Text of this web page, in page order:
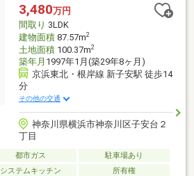
3,480万円
間取り 3LDK
建物面積87.57m2
土地面積100.37m2
築年月 1997年1月(築29年8ヶ月)
京浜東北・根岸線 新子安駅 徒歩14
分
その他の交通
神奈川県横浜市神奈川区子安台２
丁目
都市ガス
駐車場あり
システムキッチン 所有権